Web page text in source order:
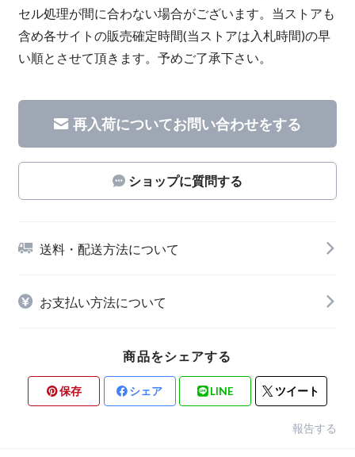
セル処理が間に合わない場合がございます。当ストアも
含め各サイトの販売確定時間(当ストアは入札時間)の早
い順とさせて頂きます。予めご了承下さい。
再入荷についてお問い合わせをする
ショップに質問する
送料・配送方法について
お支払い方法について
商品をシェアする
保存 シェア LINE ツイート
報告する